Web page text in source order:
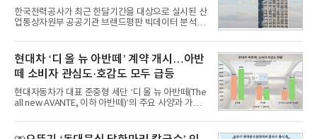
1,710,926을 기록하며 8월 1위에 올랐다고 밝혔다.
분석에 활용된 빅데이터는 지난 7월(9,491,206건) 대
비 6.14% 증가한 수치로, 교육서비스 상장기업 브랜
디교육, 대교, 디지
한국전력공사가 최근 한달기간을 대상으로 실시된 산
업통상자원부 공공기관 브랜드평판 빅데이터 분석에
이 순으로 뒤를 이었다.7일 한국기업평판연구소(소장
구창환)는 산업통상자원부 공공기관 41개 브랜드를
대상으로 지난 7월 7일부터 8월 7일까지 수집된 소비
자 빅데이터 91,102,549건을 분석한 결과, 한국전력
공사가 브랜드평판지수 10,670,633을 기록하며 8월
1위에 올랐다고 밝혔다. 분석에 활용된 빅데이터는 지
난 7월(88,893,823건) 대비 2.48% 증가한 수치다.연
현대차 ‘디 올 뉴 아반떼’ 계약 개시…아반
떼 소비자 관심도·호감도 모두 급등
현대자동차가 대표 준중형 세단 ‘디 올 뉴 아반떼(The
all new AVANTE, 이하 아반떼)’의 주요 사양과 가격
떼는 6년 만에 선보이는 8세대 완전변경 모델로, ▲정
교한 선과 면을 중심으로 완성한 파격적인 디자인 ▲